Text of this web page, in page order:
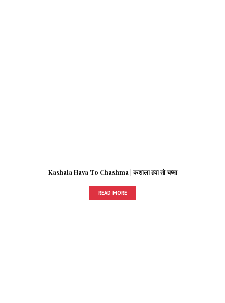
Kashala Hava To Chashma | कशाला हवा तो चष्मा
READ MORE